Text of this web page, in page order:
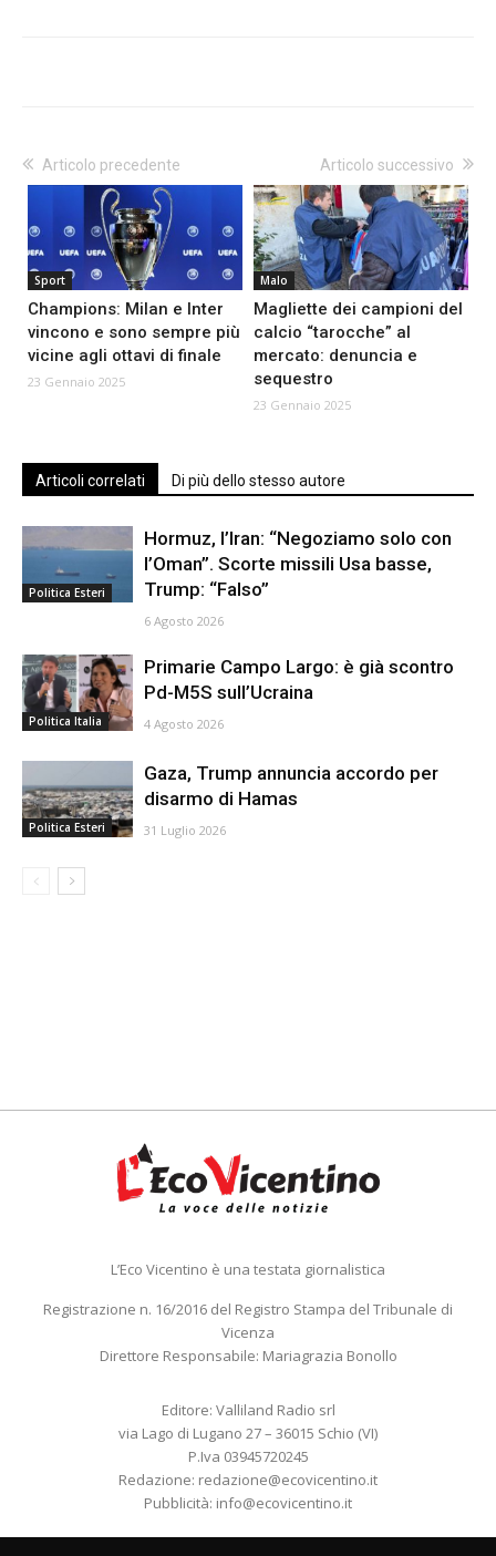
Articolo precedente
Sport
Champions: Milan e Inter
vincono e sono sempre più
vicine agli ottavi di finale
23 Gennaio 2025
Articolo successivo
Malo
Magliette dei campioni del
calcio “tarocche” al
mercato: denuncia e
sequestro
23 Gennaio 2025
Articoli correlati Di più dello stesso autore
Politica Esteri
Hormuz, l’Iran: “Negoziamo solo con
l’Oman”. Scorte missili Usa basse,
Trump: “Falso”
6 Agosto 2026
Politica Italia
Primarie Campo Largo: è già scontro
Pd-M5S sull’Ucraina
4 Agosto 2026
Politica Esteri
Gaza, Trump annuncia accordo per
disarmo di Hamas
31 Luglio 2026
L’Eco Vicentino è una testata giornalistica
Registrazione n. 16/2016 del Registro Stampa del Tribunale di
Vicenza
Direttore Responsabile: Mariagrazia Bonollo
Editore: Valliland Radio srl
via Lago di Lugano 27 – 36015 Schio (VI)
P.Iva 03945720245
Redazione: redazione@ecovicentino.it
Pubblicità: info@ecovicentino.it